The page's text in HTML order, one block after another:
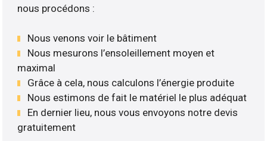
nous procédons :
Nous venons voir le bâtiment
Nous mesurons l’ensoleillement moyen et
maximal
Grâce à cela, nous calculons l’énergie produite
Nous estimons de fait le matériel le plus adéquat
En dernier lieu, nous vous envoyons notre devis
gratuitement